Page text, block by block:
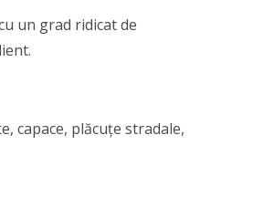
un grad ridicat de
capace, plăcuțe stradale,